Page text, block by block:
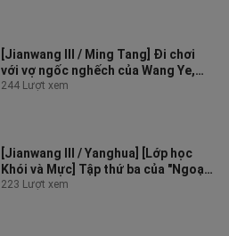
[Jianwang III / Ming Tang] Đi chơi
với vợ ngốc nghếch của Wang Ye,
anh không biết em đáng yêu như th
244 Lượt xem
[Jianwang III / Yanghua] [Lớp học
Khói và Mực] Tập thứ ba của "Ngoại
hình và Tinh thần chia lìa" hôm
223 Lượt xem